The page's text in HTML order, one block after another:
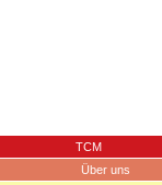
TCM
Über uns